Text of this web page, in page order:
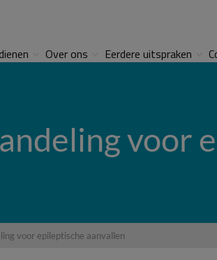
Over ons Eerdere uitspraken
voor
voor epileptische aanvallen